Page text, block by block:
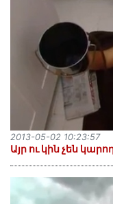
Այր ու կին չեն
2013-05-02 10:23:57